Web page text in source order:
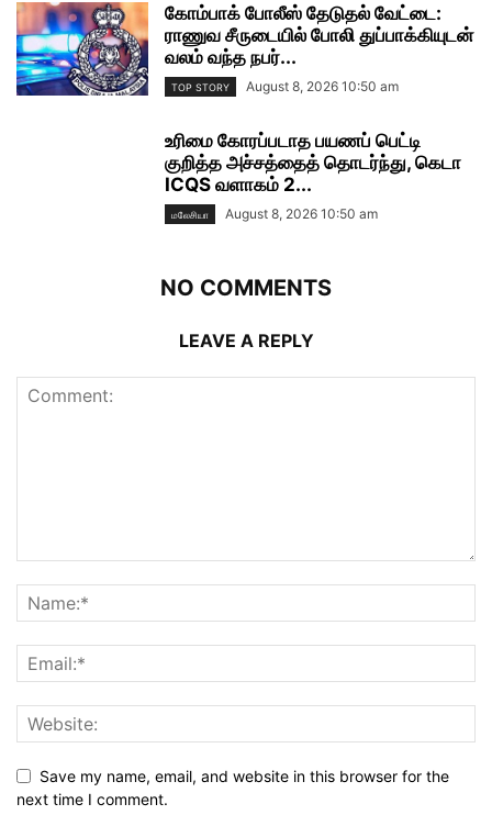
கோம்பாக் போலீஸ் தேடுதல் வேட்டை:
ராணுவ சீருடையில் போலி துப்பாக்கியுடன்
வலம் வந்த நபர்...
TOP STORY August 8, 2026 10:50 am
உரிமை கோரப்படாத பயணப் பெட்டி
குறித்த அச்சத்தைத் தொடர்ந்து, கெடா
ICQS வளாகம் 2...
மலேசியா August 8, 2026 10:50 am
NO COMMENTS
LEAVE A REPLY
Save my name, email, and website in this browser for the
next time I comment.